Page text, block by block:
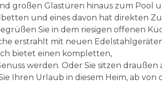
großen Glastüren hinaus zum Pool
und eines davon hat direkten
Sie in dem riesigen offenen
erstrahlt mit neuen
bietet einen kompletten,
werden. Oder Sie sitzen draußen
Ihren Urlaub in diesem Heim, ab von